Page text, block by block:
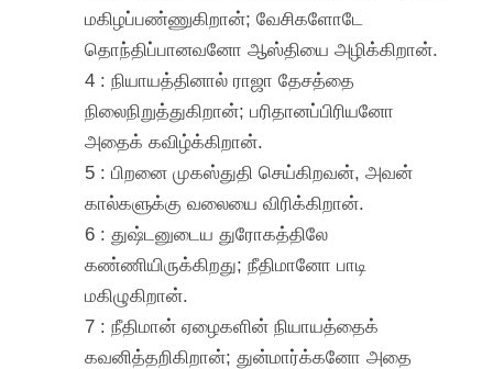
மகிழப்பண்ணுகிறான்; வேசிகளோடே
தொந்திப்பானவனோ ஆஸ்தியை அழிக்கிறான்.
4 : நியாயத்தினால் ராஜா தேசத்தை
நிலைநிறுத்துகிறான்; பரிதானப்பிரியனோ
அதைக் கவிழ்க்கிறான்.
5 : பிறனை முகஸ்துதி செய்கிறவன், அவன்
கால்களுக்கு வலையை விரிக்கிறான்.
6 : துஷ்டனுடைய துரோகத்திலே
கண்ணியிருக்கிறது; நீதிமானோ பாடி
மகிழுகிறான்.
7 : நீதிமான் ஏழைகளின் நியாயத்தைக்
கவனித்தறிகிறான்; துன்மார்க்கனோ அதை